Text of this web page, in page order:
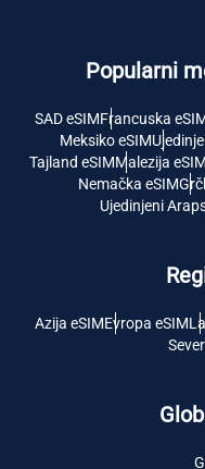
Popularni
SAD eSIMFrancuska
Meksiko eSIM
Tajland eSIMMalezija eSIM
Nemačka eSIM
Ujedinjeni
Azija eSIMEvropa eSIM